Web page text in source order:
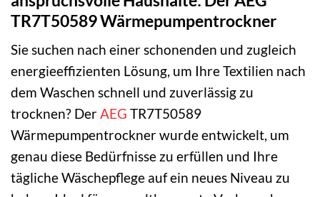
TR7T50589 Wärmepumpentrockner
Sie suchen nach einer schonenden und zugleich
energieeffizienten Lösung, um Ihre Textilien nach
dem Waschen schnell und zuverlässig zu
trocknen? DerAEG TR7T50589
Wärmepumpentrockner wurde entwickelt, um
genau diese Bedürfnisse zu erfüllen und Ihre
tägliche Wäschepflege auf ein neues Niveau zu